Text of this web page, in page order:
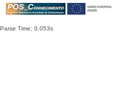
Parse Time: 0.053s